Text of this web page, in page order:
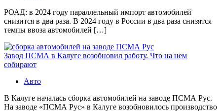
РОАД: в 2024 году параллельный импорт автомобилей
снизится в два раза. В 2024 году в России в два раза снизятся
темпы ввоза автомобилей […]
Завод ПСМА в Калуге возобновил работу. Что на нем
собирают
Авто
В Калуге началась сборка автомобилей на заводе ПСМА Рус.
На заводе «ПСМА Рус» в Калуге возобновилось производство